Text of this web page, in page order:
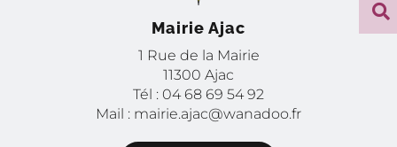

Mairie Ajac
1 Rue de la Mairie
11300 Ajac
Tél : 04 68 69 54 92
Mail : mairie.ajac@wanadoo.fr